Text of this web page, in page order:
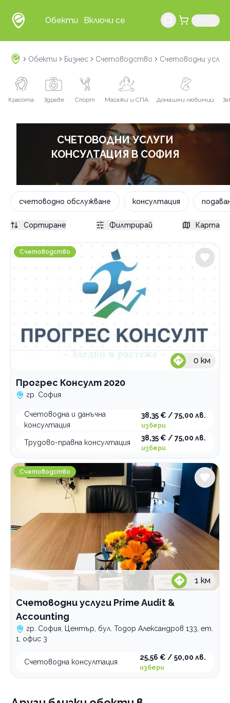
Обекти Включи се
Обекти Бизнес Счетоводство Счетоводни
Красота Здраве Спорт Масажи и СПА Домашни любимци
СЧЕТОВОДНИ УСЛУГИ
КОНСУЛТАЦИЯ В СОФИЯ
счетоводно обслужване консултация
Прогрес Консулт 2020
Счетоводство
0 км
Прогрес Консулт 2020
гр. София
Счетоводна и данъчна
консултация
38,35 € / 75,00 лв.
избери
Трудово-правна консултация
38,35 € / 75,00 лв.
избери
Счетоводни услуги Prime Audit & Accounting
Счетоводство
1 км
Счетоводни услуги Prime Audit &
Accounting
гр. София, Център, бул. Тодор Александров 133, ет.
1, офис 3
Счетоводна консултация
25,56 € / 50,00 лв.
избери
Сортиране Филтрирай Карта
София
Счетоводни услуги
подаване декларация
регистрация на фирма
счетоводно обслужване
Категории
Дигитален маркетинг
Нотариуси и нотариуални услуги
Адвокатски услуги
Счетоводство
Преводи и легализация на документи
Печат, предпечат, довършителни дейности
Проектиране и дизайн
Професионални дезинфекциращи препарати
Зали за събития
Професионални консултации
По домовете